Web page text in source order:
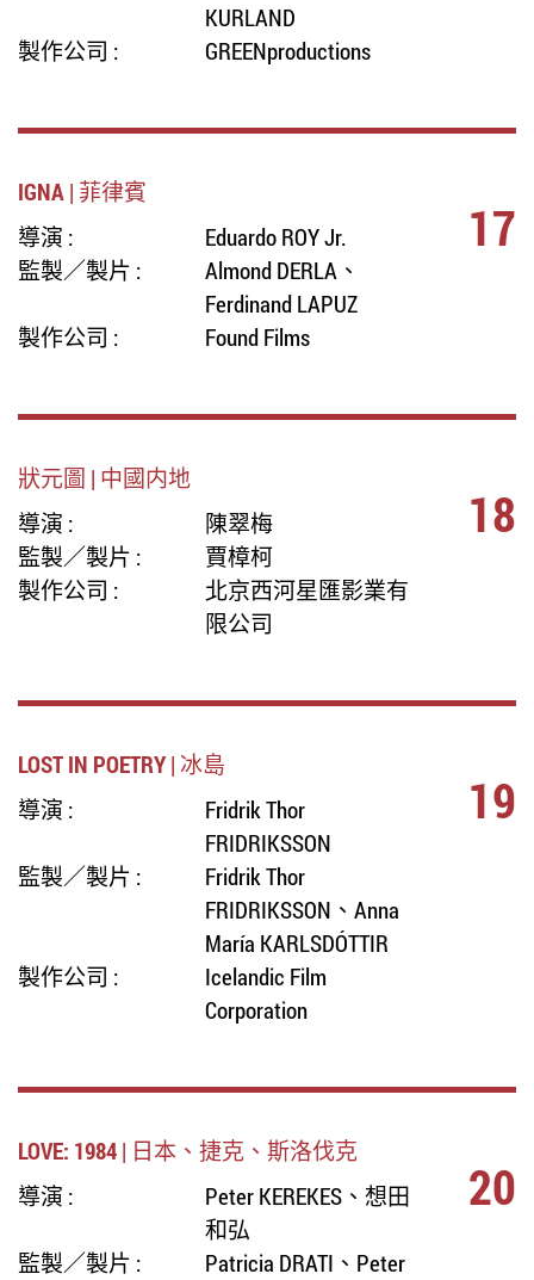
KURLAND
製作公司 :
GREENproductions
IGNA | 菲律賓
導演 :
Eduardo ROY Jr.
監製／製片 :
Almond DERLA、
Ferdinand LAPUZ
製作公司 :
Found Films
17
狀元圖 | 中國内地
導演 :
陳翠梅
監製／製片 :
賈樟柯
製作公司 :
北京西河星匯影業有
限公司
18
LOST IN POETRY | 冰島
導演 :
Fridrik Thor
FRIDRIKSSON
監製／製片 :
Fridrik Thor
FRIDRIKSSON、Anna
María KARLSDÓTTIR
製作公司 :
Icelandic Film
Corporation
19
LOVE: 1984 | 日本、捷克、斯洛伐克
導演 :
Peter KEREKES、想田
和弘
監製／製片 :
Patricia DRATI、Peter
20